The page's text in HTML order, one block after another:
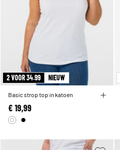
2 VOOR 34.99 NIEUW
Basic strop top in katoen
€ 19,99